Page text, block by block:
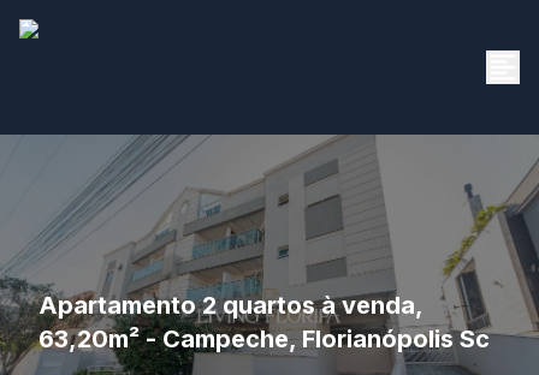
Apartamento 2 quartos à venda,
63,20m² - Campeche, Florianópolis Sc